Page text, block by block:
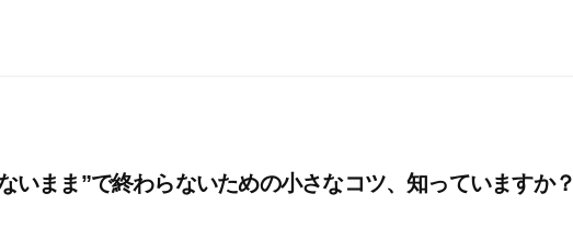
いまま”で終わらないための小さなコツ、知っていますか？